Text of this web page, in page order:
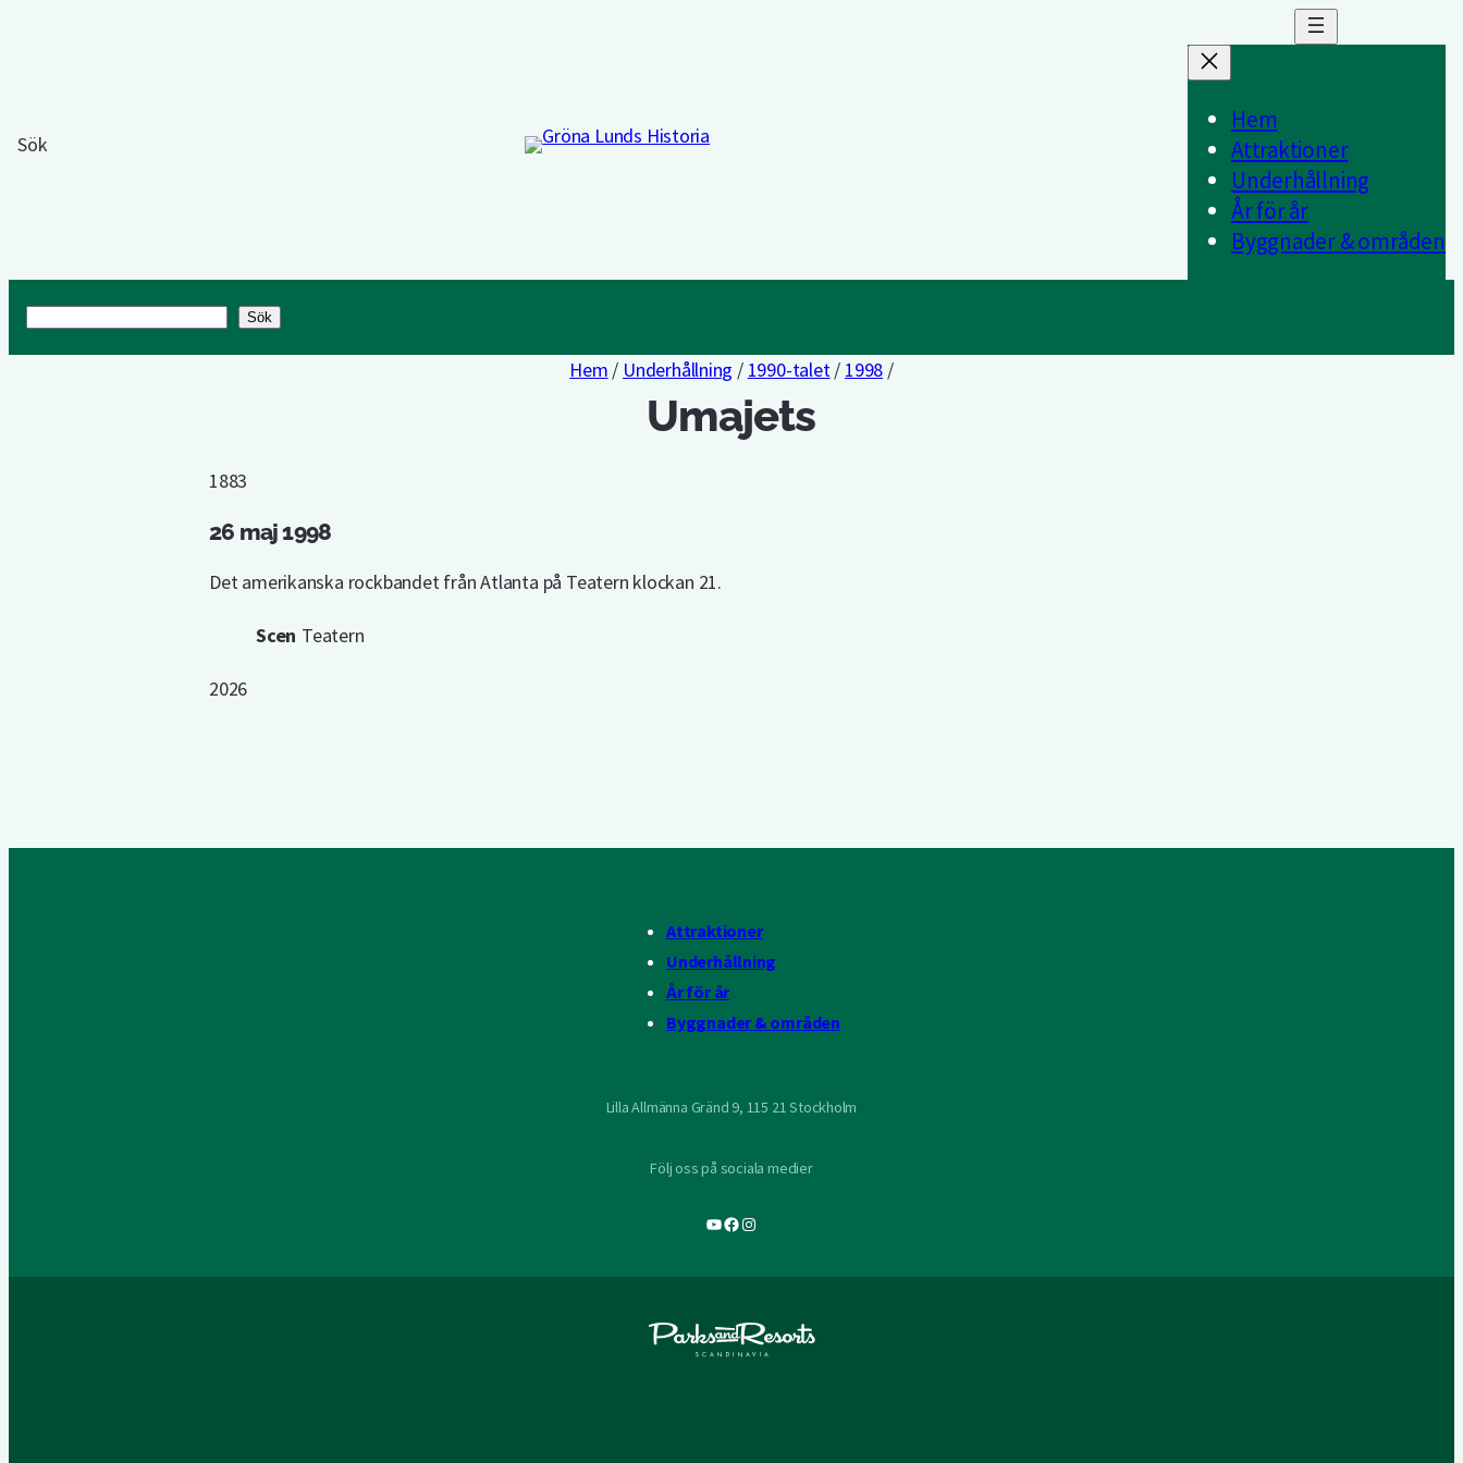
Sök
Hem
Attraktioner
Underhållning
År för år
Byggnader & områden
Sök
Hem / Underhållning / 1990-talet/ 1998 /
Umajets
1883
26 maj 1998
Det amerikanska rockbandet från Atlanta på Teatern klockan 21.
Scen Teatern
2026
Attraktioner
Underhållning
År för år
Byggnader & områden
Lilla Allmänna Gränd 9, 115 21 Stockholm
Följ oss på sociala medier
YouTube
Facebook
Instagram